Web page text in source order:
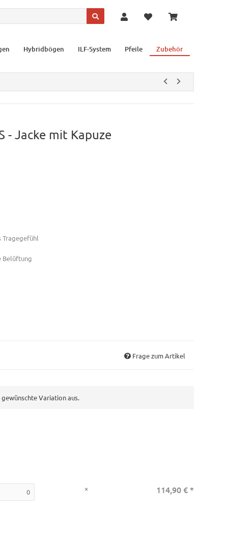
Hybridbögen ILF-System Pfeile Zubehör
- Jacke mit Kapuze
Tragegefühl
Frage zum Artikel
Variation aus.
× 114,90 €*